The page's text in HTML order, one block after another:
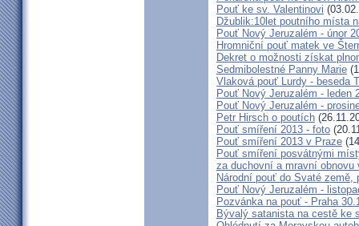
Pouť ke sv. Valentinovi
Džublik:10let poutního místa
Pouť Nový Jeruzalém - únor
Hromniční pouť matek ve
Dekret o možnosti získat
Sedmibolestné Panny Marie
Vlaková pouť Lurdy - beseda
Pouť Nový Jeruzalém - leden
Pouť Nový Jeruzalém -
Petr Hirsch o poutích
Pouť smíření 2013 - foto
Pouť smíření 2013 v Praze
Pouť smíření posvátnými
za duchovní a mravní obnovu
Národní pouť do Svaté země,
Pouť Nový Jeruzalém -
Pozvánka na pouť - Praha
Bývalý satanista na cestě ke